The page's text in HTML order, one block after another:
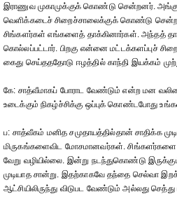
இராணுவ முகாமுக்குக் கொண்டு சென்றனர். அங்கு
வெளிக்கடைச் சிறைச்சாலைக்குக் கொண்டு
சிங்களர்கள் எங்களைத் தாக்கினார்கள். அந்தத்
கொல்லப்பட்டார். பிறகு என்னை மட்டக்களப்புச்
கைது செய்தததோடு ஈழத்தில் காந்தி இயக்கம்
கே: சாத்வீமாகப் போராட வேண்டும் என்ற மன
உடைக்கும் நிகழ்ச்சிக்கு ஒப்புக் கொண்டபோது
ப: சாத்வீகம் மனித சமுதாயத்தில்தான் சாதிக்க
மிருகங்களைவிட மோசமானவர்கள். சிங்களர்களை
வேறு வழியில்லை. இன்று நடந்துகொண்டு
முடியாத சான்று. இதற்காகவே தந்தை செல்வா
ஆட்சியிலிருந்து விடுபட வேண்டும் அல்லது